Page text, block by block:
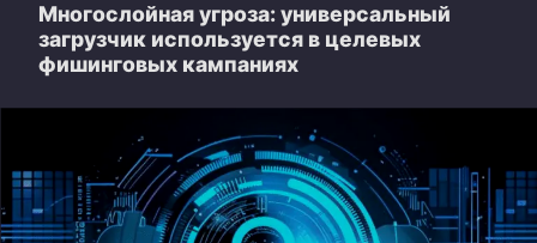
Многослойная угроза: универсальный
загрузчик используется в целевых
фишинговых кампаниях